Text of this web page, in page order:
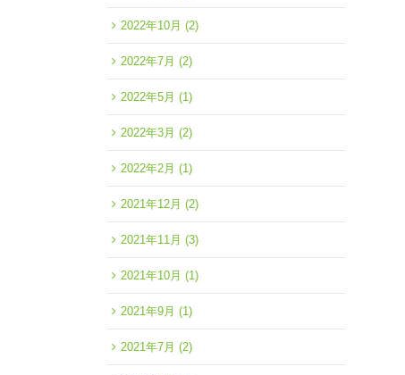
2022年10月 (2)
2022年7月 (2)
2022年5月 (1)
2022年3月 (2)
2022年2月 (1)
2021年12月 (2)
2021年11月 (3)
2021年10月 (1)
2021年9月 (1)
2021年7月 (2)